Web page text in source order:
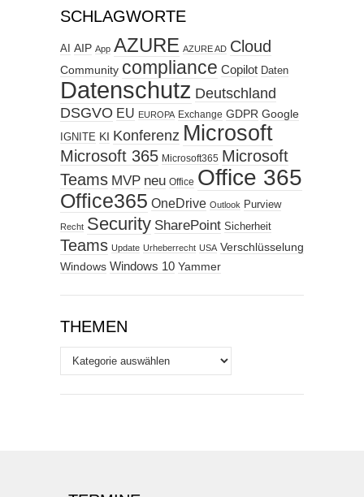
SCHLAGWORTE
AI AIP App AZURE AZURE AD Cloud
Community compliance Copilot Daten
Datenschutz Deutschland
DSGVO EU EUROPA Exchange GDPR Google
IGNITE KI Konferenz Microsoft
Microsoft 365 Microsoft365 Microsoft
Teams MVP neu Office Office 365
Office365 OneDrive Outlook Purview
Recht Security SharePoint Sicherheit
Teams Update Urheberrecht USA Verschlüsselung
Windows Windows 10 Yammer
THEMEN
Themen